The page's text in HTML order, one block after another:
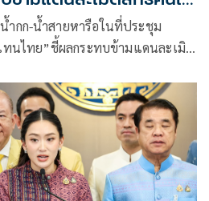
ำกก-น้ำสายหารือในที่ประชุม
ทนไทย”ชี้ผลกระทบข้ามแดนละเมิด
ส.มานพแนะตั้งคณะทำงานเฉ
น